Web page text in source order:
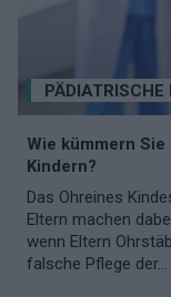
PÄDIATRISCHE
Wie kümmern
Kindern?
Das Ohreines
Eltern machen
wenn Eltern
falsche Pflege der...